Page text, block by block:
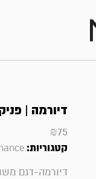
דיורמה |
₪75
קטגוריות:
דיורמה-דגם